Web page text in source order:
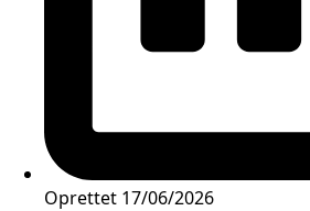
Oprettet 17/06/2026